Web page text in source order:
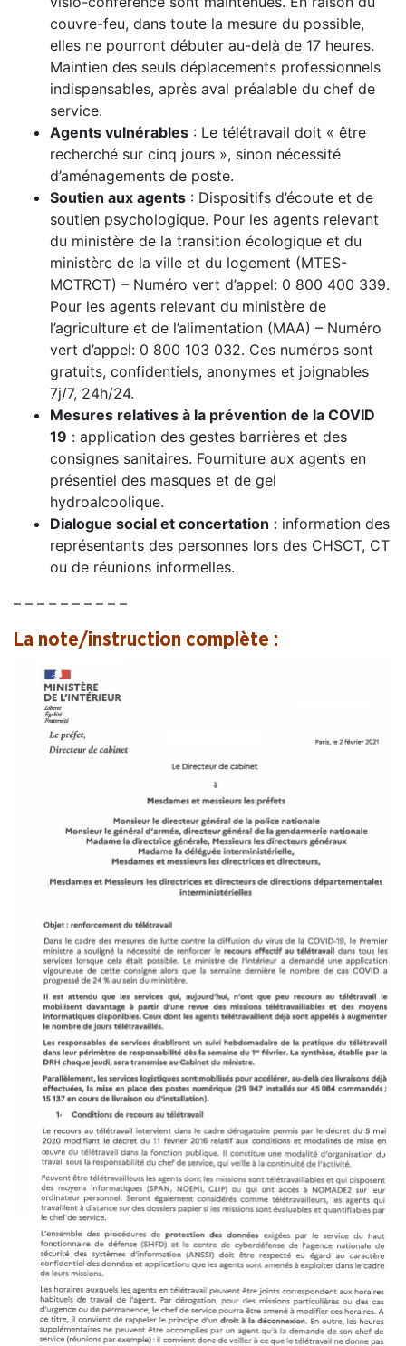
couvre-feu, dans toute la mesure du possible,
elles ne pourront débuter au-delà de 17 heures.
Maintien des seuls déplacements professionnels
indispensables, après aval préalable du chef de
service.
Agents vulnérables : Le télétravail doit « être
recherché sur cinq jours », sinon nécessité
d’aménagements de poste.
Soutien aux agents : Dispositifs d’écoute et de
soutien psychologique. Pour les agents relevant
du ministère de la transition écologique et du
ministère de la ville et du logement (MTES-
MCTRCT) – Numéro vert d’appel: 0 800 400 339.
Pour les agents relevant du ministère de
l’agriculture et de l’alimentation (MAA) – Numéro
vert d’appel: 0 800 103 032. Ces numéros sont
gratuits, confidentiels, anonymes et joignables
7j/7, 24h/24.
Mesures relatives à la prévention de la COVID
19 : application des gestes barrières et des
consignes sanitaires. Fourniture aux agents en
présentiel des masques et de gel
hydroalcoolique.
Dialogue social et concertation : information des
représentants des personnes lors des CHSCT, CT
ou de réunions informelles.
– – – – – – – – – –
La note/instruction complète :